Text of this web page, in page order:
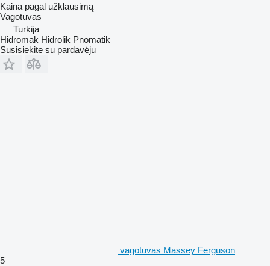
Kaina pagal užklausimą
Vagotuvas
Turkija
Hidromak Hidrolik Pnomatik
Susisiekite su pardavėju
vagotuvas Massey Ferguson
5